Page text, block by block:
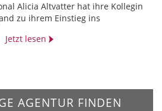
Alicia Altvatter hat ihre Kollegin
zu ihrem Einstieg ins
Jetzt lesen
AGENTUR FINDEN